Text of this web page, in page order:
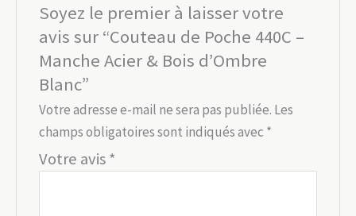
Soyez le premier à laisser votre
avis sur “Couteau de Poche 440C –
Manche Acier & Bois d’Ombre
Blanc”
Votre adresse e-mail ne sera pas publiée. Les
champs obligatoires sont indiqués avec *
Votre avis*